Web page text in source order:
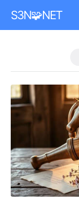
S3N🧩NET